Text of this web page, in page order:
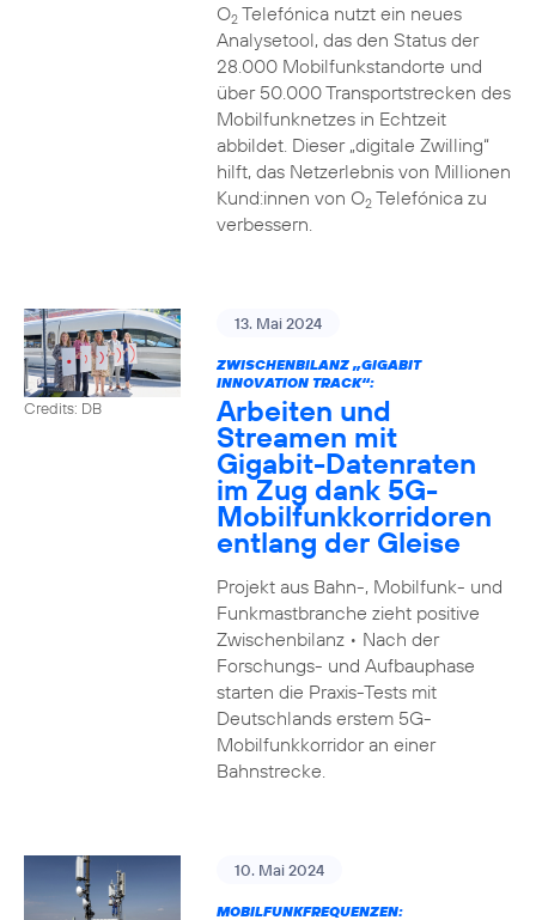
O2Telefónica nutzt ein neues
Analysetool, das den Status der
28.000 Mobilfunkstandorte und
über 50.000 Transportstrecken des
Mobilfunknetzes in Echtzeit
abbildet. Dieser „digitale Zwilling“
hilft, das Netzerlebnis von Millionen
Kund:innen von O2Telefónica zu
verbessern.
Credits: DB
13. Mai 2024
ZWISCHENBILANZ „GIGABIT
INNOVATION TRACK“:
Arbeiten und
Streamen mit
Gigabit-Datenraten
im Zug dank 5G-
Mobilfunkkorridoren
entlang der Gleise
Projekt aus Bahn-, Mobilfunk- und
Funkmastbranche zieht positive
Zwischenbilanz • Nach der
Forschungs- und Aufbauphase
starten die Praxis-Tests mit
Deutschlands erstem 5G-
Mobilfunkkorridor an einer
Bahnstrecke.
10. Mai 2024
MOBILFUNKFREQUENZEN: